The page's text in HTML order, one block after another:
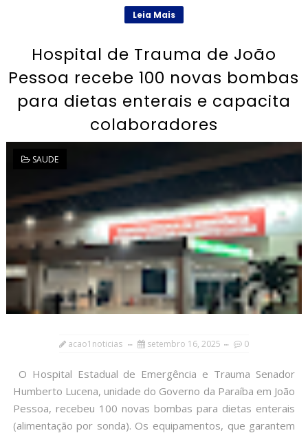
Leia Mais
Hospital de Trauma de João
Pessoa recebe 100 novas bombas
para dietas enterais e capacita
colaboradores
SAUDE
acao1noticias setembro 16, 2025 0
O Hospital Estadual de Emergência e Trauma Senador
Humberto Lucena, unidade do Governo da Paraíba em João
Pessoa, recebeu 100 novas bombas para dietas enterais
(alimentação por sonda). Os equipamentos, que garantem